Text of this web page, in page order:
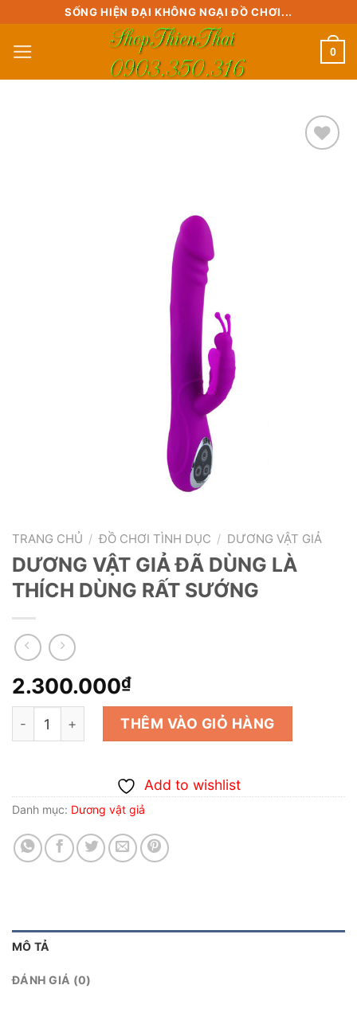
content
SỐNG HIỆN ĐẠI KHÔNG NGẠI ĐỒ CHƠI...
0
TRANG CHỦ / ĐỒ CHƠI TÌNH DỤC / DƯƠNG VẬT GIẢ
DƯƠNG VẬT GIẢ ĐÃ DÙNG LÀ
THÍCH DÙNG RẤT SƯỚNG
2.300.000₫
DƯƠNG VẬT GIẢ ĐÃ DÙNG LÀ THÍCH DÙNG RẤT
THÊM VÀO GIỎ HÀNG
Add to wishlist
Danh mục: Dương vật giả
MÔ TẢ
ĐÁNH GIÁ (0)